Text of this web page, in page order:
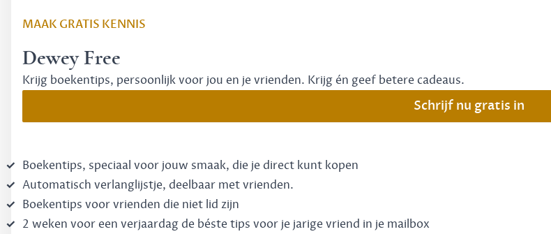
MAAK GRATIS KENNIS
Dewey Free
Krijg boekentips, persoonlijk voor jou en je vrienden. Krijg én geef betere cadeaus.
Schrijf nu gratis in
Boekentips, speciaal voor jouw smaak, die je direct kunt kopen
Automatisch verlanglijstje, deelbaar met vrienden.
Boekentips voor vrienden die niet lid zijn
2 weken voor een verjaardag de béste tips voor je jarige vriend in je mailbox